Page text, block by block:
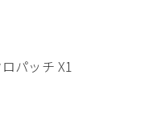
パッチ X1